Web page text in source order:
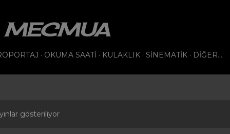
MECMUA
OKUMA SAATI KULAKLIK SINEMATIK DIĞER…
gösteriliyor